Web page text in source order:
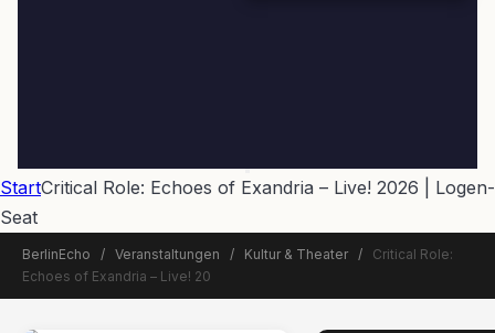
StartCritical Role: Echoes of Exandria – Live! 2026 | Logen-
Seat
BerlinEcho / Veranstaltungen / Kultur & Theater /
Critical Role:
Echoes of Exandria – Live! 20